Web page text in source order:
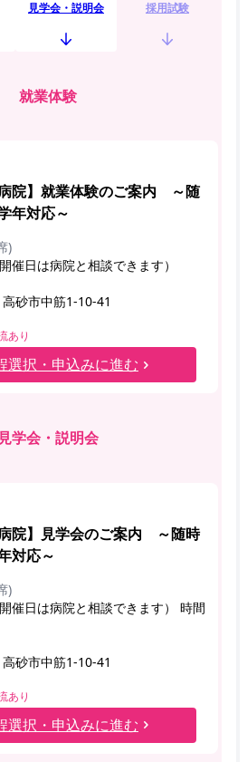
見学会・説明会 採用試験
就業体験
病院】就業体験のご案内 ～随
年対応～
)
催日は病院と相談できます）
砂市中筋1-10-41
あり
選択・申込みに進む
学会・説明会
病院】見学会のご案内 ～随時
対応～
)
催日は病院と相談できます） 時間
砂市中筋1-10-41
あり
選択・申込みに進む